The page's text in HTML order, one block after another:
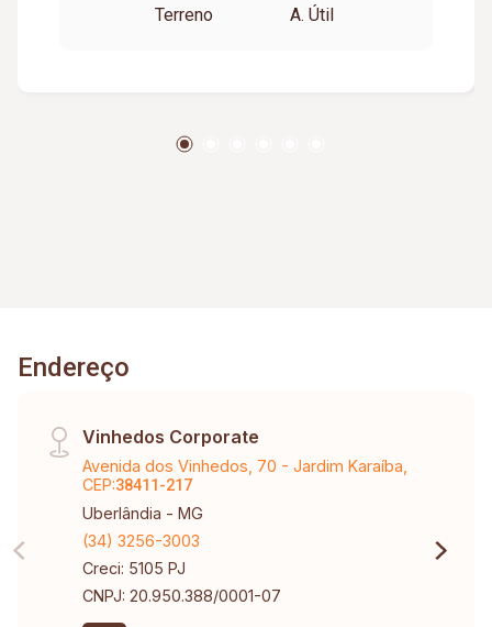
Terreno
A. Útil
Endereço
Vinhedos Corporate
Avenida dos Vinhedos, 70 - Jardim Karaíba,
CEP:38411-217
Uberlândia - MG
(34) 3256-3003
Creci: 5105 PJ
CNPJ: 20.950.388/0001-07